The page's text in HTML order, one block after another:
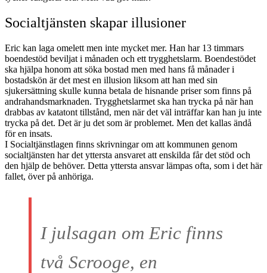
Socialtjänsten skapar illusioner
Eric kan laga omelett men inte mycket mer. Han har 13 timmars
boendestöd beviljat i månaden och ett trygghetslarm. Boendestödet
ska hjälpa honom att söka bostad men med hans få månader i
bostadskön är det mest en illusion liksom att han med sin
sjukersättning skulle kunna betala de hisnande priser som finns på
andrahandsmarknaden. Trygghetslarmet ska han trycka på när han
drabbas av katatont tillstånd, men när det väl inträffar kan han ju inte
trycka på det. Det är ju det som är problemet. Men det kallas ändå
för en insats.
I Socialtjänstlagen finns skrivningar om att kommunen genom
socialtjänsten har det yttersta ansvaret att enskilda får det stöd och
den hjälp de behöver. Detta yttersta ansvar lämpas ofta, som i det här
fallet, över på anhöriga.
I julsagan om Eric finns
två Scrooge, en